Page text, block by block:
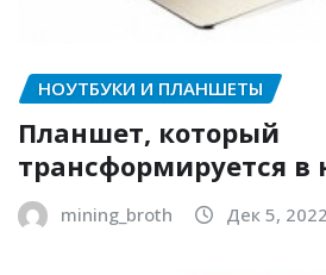
НОУТБУКИ И ПЛАНШЕТЫ
Планшет, который
трансформируется в
mining_broth Дек 5, 2022